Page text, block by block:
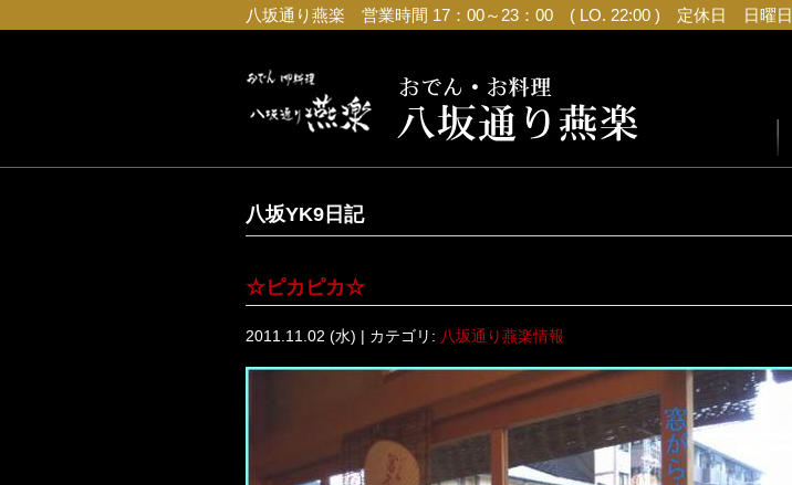
八坂通り燕楽 営業時間 17：00～23：00 ( LO. 22:00 ) 定休日 日曜日
八坂YK9日記
☆ピカピカ☆
2011.11.02 (水) | カテゴリ: 八坂通り燕楽情報